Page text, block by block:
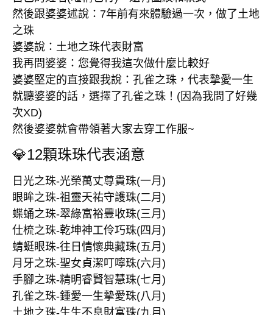
然後跟婆婆述說：7年前有來體驗過一次，做了土地
之珠
婆婆說：土地之珠代表財富
我再問婆婆：您覺得我這次做什麼比較好
婆婆堅定的直接跟我說：孔雀之珠，代表摰愛一生
就聽婆婆的話，選擇了孔雀之珠！(因為我問了好幾
次XD)
然後婆婆就會帶領著大家去穿工作服~
💎12顆珠珠代表涵意
日光之珠-光榮萬丈尊貴珠(一月)
眼眸之珠-祖靈天祐守護珠(二月)
蝶蛹之珠-翠綠富裕豐收珠(三月)
仕梳之珠-乾坤神工伶巧珠(四月)
蜻蜓眼珠-往日情懷典藏珠(五月)
月牙之珠-聖女貞潔叮嚀珠(六月)
手腳之珠-精明睿賢智慧珠(七月)
孔雀之珠-鍾愛一生摰愛珠(八月)